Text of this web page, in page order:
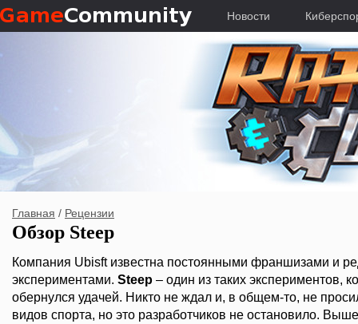
Новости
Главная / Рецензии
Обзор Steep
Компания Ubisft известна постоянными франшизами и
экспериментами. Steep – один из таких экспериментов,
обернулся удачей. Никто не ждал и, в общем-то, не
видов спорта, но это разработчиков не остановило.